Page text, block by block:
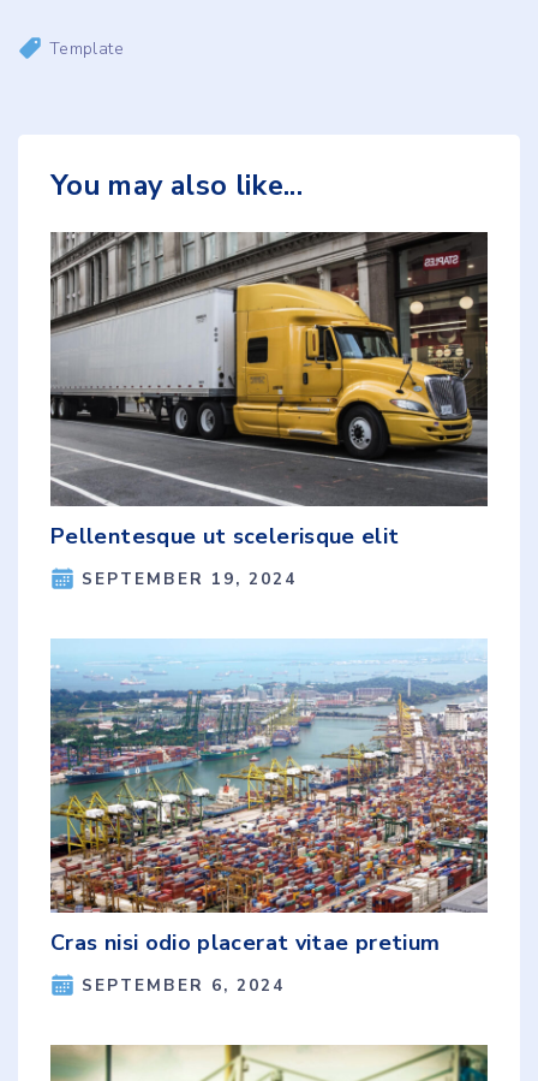
Template
You may also like...
Pellentesque ut scelerisque elit
SEPTEMBER 19, 2024
Cras nisi odio placerat vitae pretium
SEPTEMBER 6, 2024